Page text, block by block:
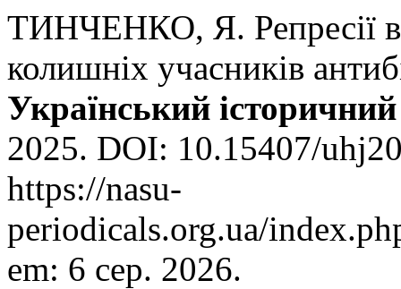
ТИНЧЕНКО, Я. Репресії
колишніх учасників
Український
2025. DOI: 10.15407/
https://nasu-
periodicals.org.ua/
em: 6 сер. 2026.